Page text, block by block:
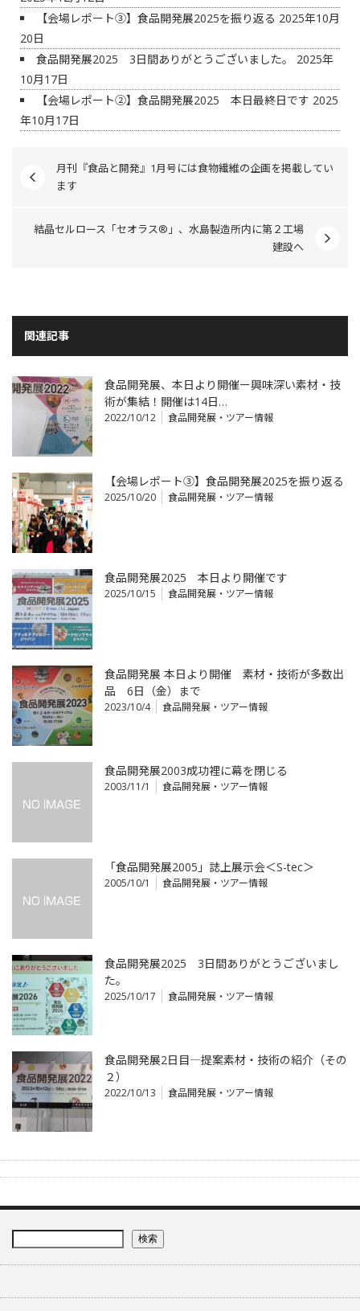
【会場レポート③】食品開発展2025を振り返る 2025年10月
20日
食品開発展2025 3日間ありがとうございました。
2025年
10月17日
【会場レポート②】食品開発展2025 本日最終日です 2025
年10月17日
月刊『食品と開発』1月号には食物繊維の企画を掲載してい
ます
結晶セルロース「セオラス®」、水島製造所内に第２工場
建設へ
関連記事
食品開発展、本日より開催ー興味深い素材・技
術が集結！開催は14日…
2022/10/12 食品開発展・ツアー情報
【会場レポート③】食品開発展2025を振り返る
2025/10/20 食品開発展・ツアー情報
食品開発展2025 本日より開催です
2025/10/15 食品開発展・ツアー情報
食品開発展 本日より開催 素材・技術が多数出
品 6日（金）まで
2023/10/4 食品開発展・ツアー情報
食品開発展2003成功裡に幕を閉じる
2003/11/1 食品開発展・ツアー情報
「食品開発展2005」誌上展示会＜S-tec＞
2005/10/1 食品開発展・ツアー情報
食品開発展2025 3日間ありがとうございまし
た。
2025/10/17 食品開発展・ツアー情報
食品開発展2日目―提案素材・技術の紹介（その
２）
2022/10/13 食品開発展・ツアー情報
検索